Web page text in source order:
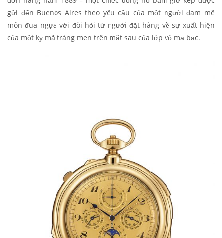
gửi đến Buenos Aires theo yêu cầu của một người đam mê
môn đua ngựa với đòi hỏi từ người đặt hàng về sự xuất hiện
của một kỵ mã tráng men trên mặt sau của lớp vỏ mạ bạc.